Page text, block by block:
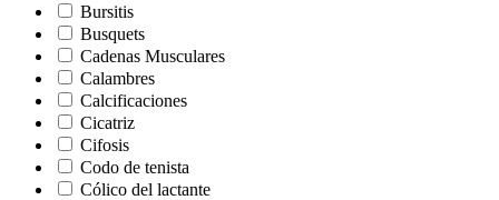
Bursitis
Busquets
Cadenas Musculares
Calambres
Calcificaciones
Cicatriz
Cifosis
Codo de tenista
Cólico del lactante